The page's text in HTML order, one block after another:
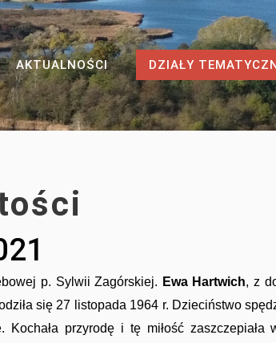
AKTUALNOŚCI DZIAŁY
p. Sylwii Zagórskiej. Ewa Hartwich, z
się 27 listopada 1964 r. Dzieciństwo
przyrodę i tę miłość zaszczepiała